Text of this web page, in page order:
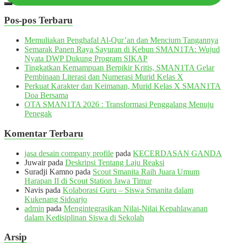
Pos-pos Terbaru
Memuliakan Penghafal Al-Qur’an dan Mencium Tangannya
Semarak Panen Raya Sayuran di Kebun SMAN1TA: Wujud
Nyata DWP Dukung Program SIKAP
Tingkatkan Kemampuan Berpikir Kritis, SMAN1TA Gelar
Pembinaan Literasi dan Numerasi Murid Kelas X
Perkuat Karakter dan Keimanan, Murid Kelas X SMAN1TA
Doa Bersama
OTA SMAN1TA 2026 : Transformasi Penggalang Menuju
Penegak
Komentar Terbaru
jasa desain company profile pada KECERDASAN GANDA
Juwairpada Deskripsi Tentang Laju Reaksi
Suradji Kamno pada Scout Smanita Raih Juara Umum
Harapan II di Scout Station Jawa Timur
Navis pada Kolaborasi Guru – Siswa Smanita dalam
Kukenang Sidoarjo
admin pada Mengintegrasikan Nilai-Nilai Kepahlawanan
dalam Kedisiplinan Siswa di Sekolah
Arsip